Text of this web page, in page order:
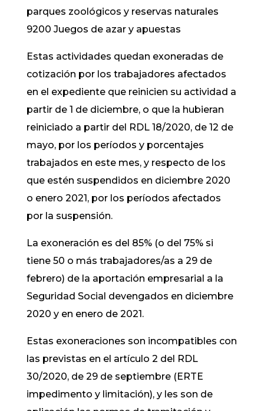
parques zoológicos y reservas naturales
9200 Juegos de azar y apuestas
Estas actividades quedan exoneradas de
cotización por los trabajadores afectados
en el expediente que reinicien su actividad a
partir de 1 de diciembre, o que la hubieran
reiniciado a partir del RDL 18/2020, de 12 de
mayo, por los períodos y porcentajes
trabajados en este mes, y respecto de los
que estén suspendidos en diciembre 2020
o enero 2021, por los períodos afectados
por la suspensión.
La exoneración es del 85% (o del 75% si
tiene 50 o más trabajadores/as a 29 de
febrero) de la aportación empresarial a la
Seguridad Social devengados en diciembre
2020 y en enero de 2021.
Estas exoneraciones son incompatibles con
las previstas en el artículo 2 del RDL
30/2020, de 29 de septiembre (ERTE
impedimento y limitación), y les son de